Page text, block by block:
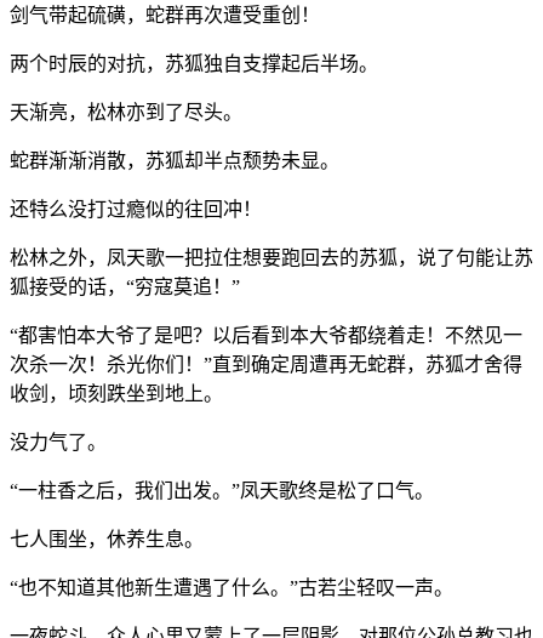
剑气带起硫磺，蛇群再次遭受重创！
两个时辰的对抗，苏狐独自支撑起后半场。
天渐亮，松林亦到了尽头。
蛇群渐渐消散，苏狐却半点颓势未显。
还特么没打过瘾似的往回冲！
松林之外，凤天歌一把拉住想要跑回去的苏狐，说了句能让苏
狐接受的话，“穷寇莫追！”
“都害怕本大爷了是吧？以后看到本大爷都绕着走！不然见一
次杀一次！杀光你们！”直到确定周遭再无蛇群，苏狐才舍得
收剑，顷刻跌坐到地上。
没力气了。
“一柱香之后，我们出发。”凤天歌终是松了口气。
七人围坐，休养生息。
“也不知道其他新生遭遇了什么。”古若尘轻叹一声。